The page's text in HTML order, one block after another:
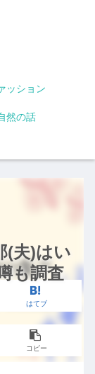
ッション
然の話
(夫)はい
も調査
はてブ
コピー